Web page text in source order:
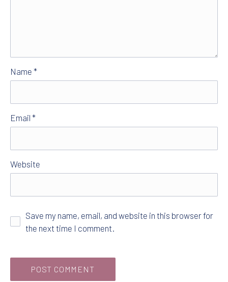
Name *
Email *
Website
Save my name, email, and website in this browser for
the next time I comment.